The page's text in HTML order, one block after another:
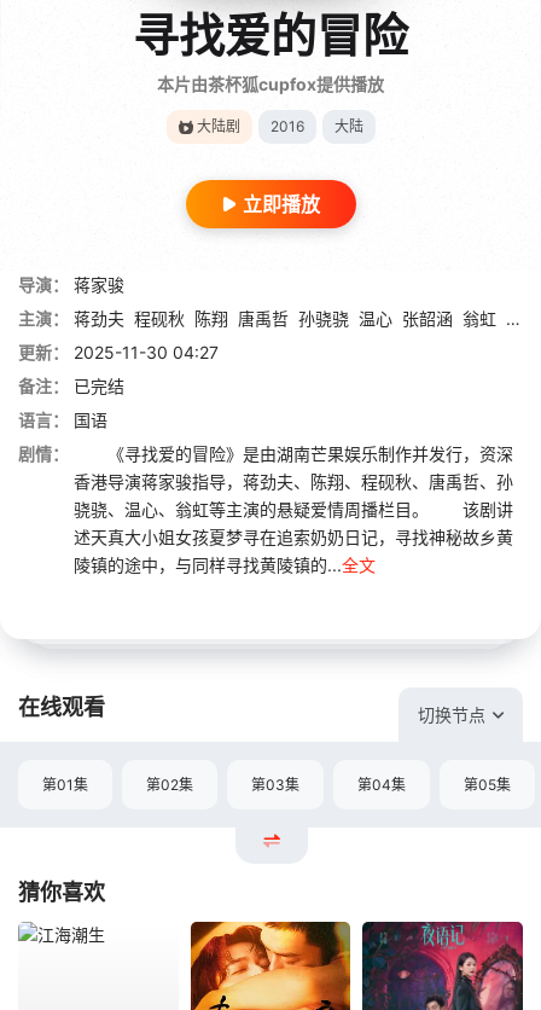
寻找爱的冒险
本片由茶杯狐cupfox提供播放
大陆剧 2016 大陆
立即播放
导演：
蒋家骏
主演：
蒋劲夫 程砚秋 陈翔 唐禹哲 孙骁骁 温心 张韶涵 翁虹 傅
更新：
2025-11-30 04:27
备注：
已完结
语言：
国语
剧情：
《寻找爱的冒险》是由湖南芒果娱乐制作并发行，资深
香港导演蒋家骏指导，蒋劲夫、陈翔、程砚秋、唐禹哲、孙
骁骁、温心、翁虹等主演的悬疑爱情周播栏目。 该剧讲
述天真大小姐女孩夏梦寻在追索奶奶日记，寻找神秘故乡黄
陵镇的途中，与同样寻找黄陵镇的...全文
在线观看 切换节点
第01集 第02集 第03集 第04集 第05集
猜你喜欢